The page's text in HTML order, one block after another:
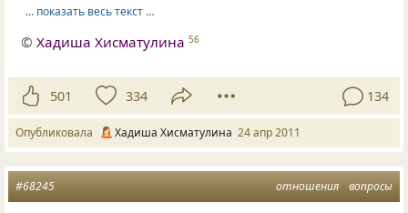
… показать весь текст …
©Хадиша Хисматулина 56
501 334 134
Опубликовала Хадиша Хисматулина 24 апр 2011
отношения вопросы
#68245